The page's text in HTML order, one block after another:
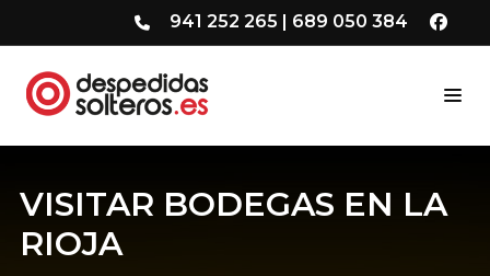
941 252 265 | 689 050 384
VISITAR BODEGAS EN LA
RIOJA